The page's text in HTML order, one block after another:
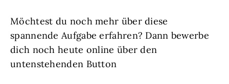
Möchtest du noch mehr über diese
spannende Aufgabe erfahren? Dann bewerbe
dich noch heute online über den
untenstehenden Button